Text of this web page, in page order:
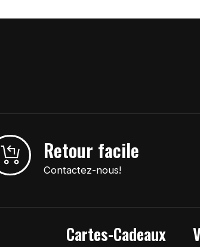
Retour facile
Contactez-nous!
Cartes-Cadeaux